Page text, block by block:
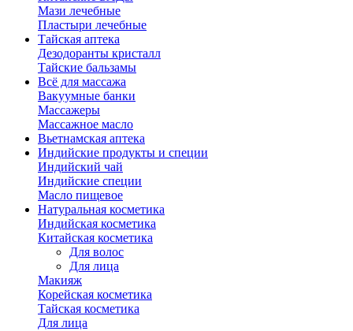
Мази лечебные
Пластыри лечебные
Тайская аптека
Дезодоранты кристалл
Тайские бальзамы
Всё для массажа
Вакуумные банки
Массажеры
Массажное масло
Вьетнамская аптека
Индийские продукты и специи
Индийский чай
Индийские специи
Масло пищевое
Натуральная косметика
Индийская косметика
Китайская косметика
Для волос
Для лица
Макияж
Корейская косметика
Тайская косметика
Для лица